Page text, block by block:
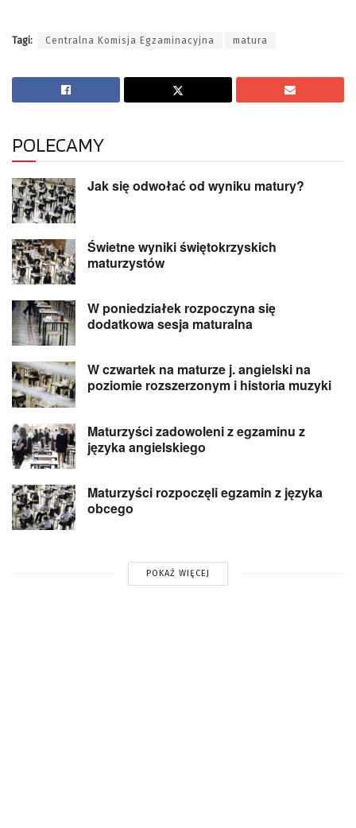
Tagi: Centralna Komisja Egzaminacyjna matura
POLECAMY
Jak się odwołać od wyniku matury?
Świetne wyniki świętokrzyskich
maturzystów
W poniedziałek rozpoczyna się
dodatkowa sesja maturalna
W czwartek na maturze j. angielski na
poziomie rozszerzonym i historia muzyki
Maturzyści zadowoleni z egzaminu z
języka angielskiego
Maturzyści rozpoczęli egzamin z języka
obcego
POKAŻ WIĘCEJ